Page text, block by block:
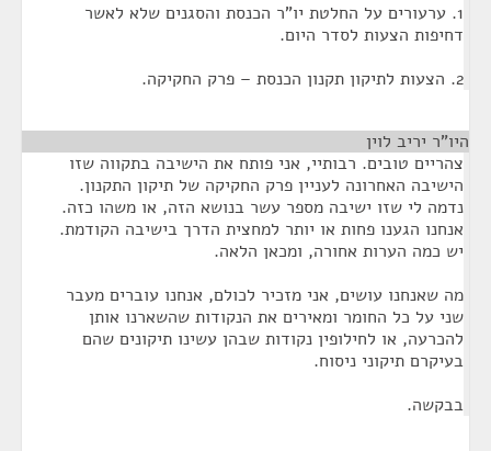
1. ערעורים על החלטת יו"ר הכנסת והסגנים שלא לאשר
דחיפות הצעות לסדר היום.
2. הצעות לתיקון תקנון הכנסת – פרק החקיקה.
היו"ר יריב לוין
צהריים טובים. רבותיי, אני פותח את הישיבה בתקווה שזו
הישיבה האחרונה לעניין פרק החקיקה של תיקון התקנון.
נדמה לי שזו ישיבה מספר עשר בנושא הזה, או משהו כזה.
אנחנו הגענו פחות או יותר למחצית הדרך בישיבה הקודמת.
יש כמה הערות אחורה, ומכאן הלאה.
מה שאנחנו עושים, אני מזכיר לכולם, אנחנו עוברים מעבר
שני על כל החומר ומאירים את הנקודות שהשארנו אותן
להכרעה, או לחילופין נקודות שבהן עשינו תיקונים שהם
בעיקרם תיקוני ניסוח.
בבקשה.